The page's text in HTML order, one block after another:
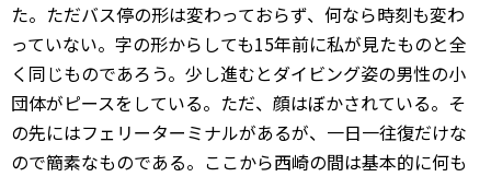
た。ただバス停の形は変わっておらず、何なら時刻も変わ
っていない。字の形からしても15年前に私が見たものと全
く同じものであろう。少し進むとダイビング姿の男性の小
団体がピースをしている。ただ、顔はぼかされている。そ
の先にはフェリーターミナルがあるが、一日一往復だけな
ので簡素なものである。ここから西崎の間は基本的に何も